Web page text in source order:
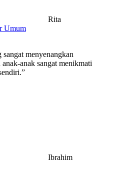
Rita
Umum
menyenangkan
anak sangat menikmati
Ibrahim